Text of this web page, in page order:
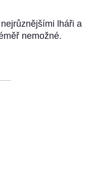
lháři a
nemožné.